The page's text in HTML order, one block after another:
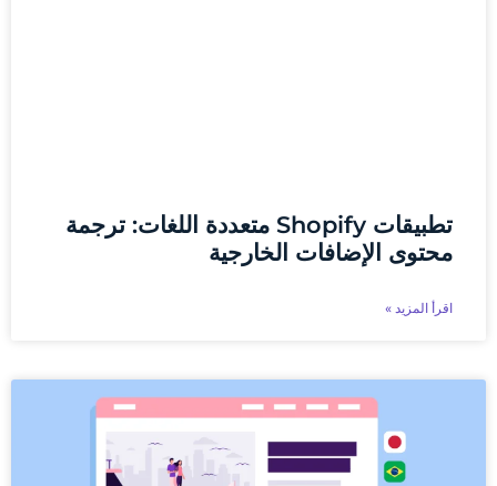
تطبيقات Shopify متعددة اللغات: ترجمة
محتوى الإضافات الخارجية
اقرأ المزيد »